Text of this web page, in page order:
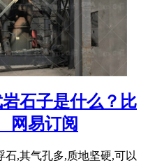
岩石子是什么？比
网易订阅
,其气孔多,质地坚硬,可以